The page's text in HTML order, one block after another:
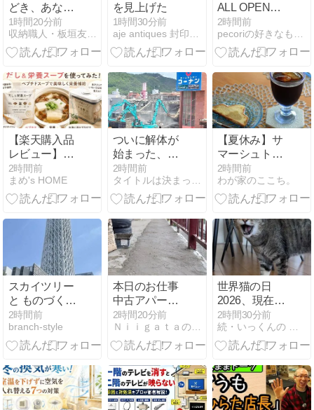
どき、あなた
はいつ？
1時間20分前
収納職人・板垣友子の片づけのヒント
を見上げた
1時間30分前
aje antiques 封印ポエム
ALL OPEN】
VETLERの洗
いざらしのイ
ンド綿100%
ンミトン◎ 高
密度芯材を使
用し、しっか
りとした厚み
です！ロゴ入
りループ付な
のでフックに
掛けて収納も
2時間前
pecoriの好きなものさがし
【楽天購入品
レビュー】だ
し＆栄養スー
プを使ってみ
た！ペプチド
しく栄養補給
2時間前
まめ's HOME
ついに解体が
始まった、笠
岡シーサイド
モール。閉店
から３ヶ月の
県笠岡市笠岡
２３８８ 】
#4
2時間前
タイトルは決まっていません。
【夏休み】サ
マーシュトー
レンと楽天お
買い物マラソ
ンと scope ア
【2026年8
月】
2時間前
わが家のここち。
スカイツリー
と ものづく
り・匠の技の
祭典2026
2時間前
branch-style
本日のお仕事
中古アパート
メンテナンス
作業全て終了
✧\(>o<)ﾉ✧
2時間20分前
Ｎｉｉｇａｔａのお掃除屋 tamaブログ
世界猫の日
2026、現在の
わがにゃ。
2時間30分前
続・いっくんの それゆけ 一球入魂